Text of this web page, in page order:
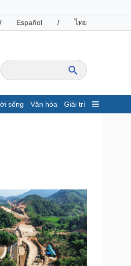
/ Español / ไทย
sống Văn hóa Giải trí
nghệ
Sành điệu
Tin Công nghệ
Trải nghiệm
Chuyển đổi số